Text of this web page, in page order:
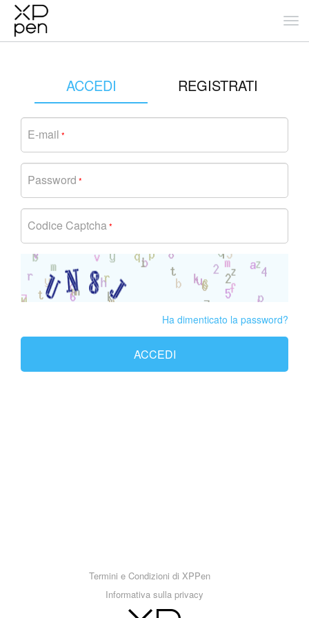
ACCEDI REGISTRATI
E-mail *
Password *
Codice Captcha*
Ha dimenticato la password?
ACCEDI
Termini e Condizioni di XPPen
Informativa sulla privacy